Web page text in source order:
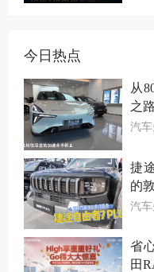
今日热点
从
之路
汽
捷
的
汽
省
田